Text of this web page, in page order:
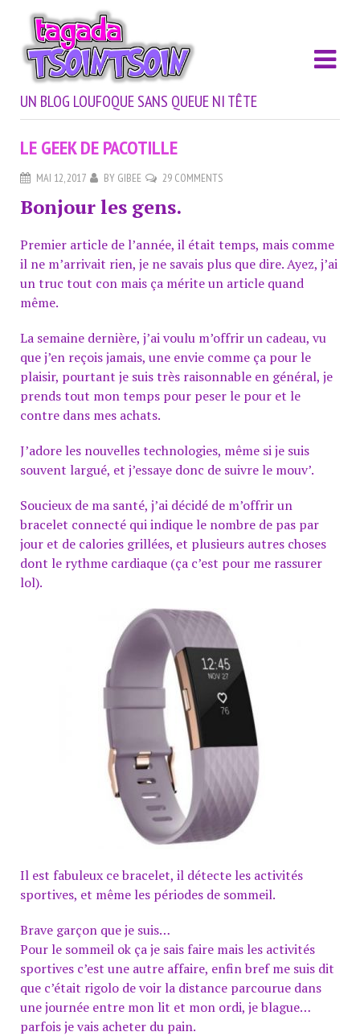
UN BLOG LOUFOQUE SANS QUEUE NI TÊTE
LE GEEK DE PACOTILLE
MAI 12, 2017 BY GIBEE 29 COMMENTS
Bonjour les gens.
Premier article de l’année, il était temps, mais comme
il ne m’arrivait rien, je ne savais plus que dire. Ayez, j’ai
un truc tout con mais ça mérite un article quand
même.
La semaine dernière, j’ai voulu m’offrir un cadeau, vu
que j’en reçois jamais, une envie comme ça pour le
plaisir, pourtant je suis très raisonnable en général, je
prends tout mon temps pour peser le pour et le
contre dans mes achats.
J’adore les nouvelles technologies, même si je suis
souvent largué, et j’essaye donc de suivre le mouv’.
Soucieux de ma santé, j’ai décidé de m’offrir un
bracelet connecté qui indique le nombre de pas par
jour et de calories grillées, et plusieurs autres choses
dont le rythme cardiaque (ça c’est pour me rassurer
lol).
Il est fabuleux ce bracelet, il détecte les activités
sportives, et même les périodes de sommeil.
Brave garçon que je suis…
Pour le sommeil ok ça je sais faire mais les activités
sportives c’est une autre affaire, enfin bref me suis dit
que c’était rigolo de voir la distance parcourue dans
une journée entre mon lit et mon ordi, je blague…
parfois je vais acheter du pain.